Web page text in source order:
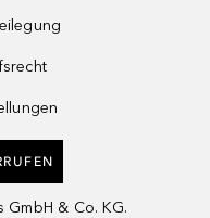
GmbH & Co. KG.